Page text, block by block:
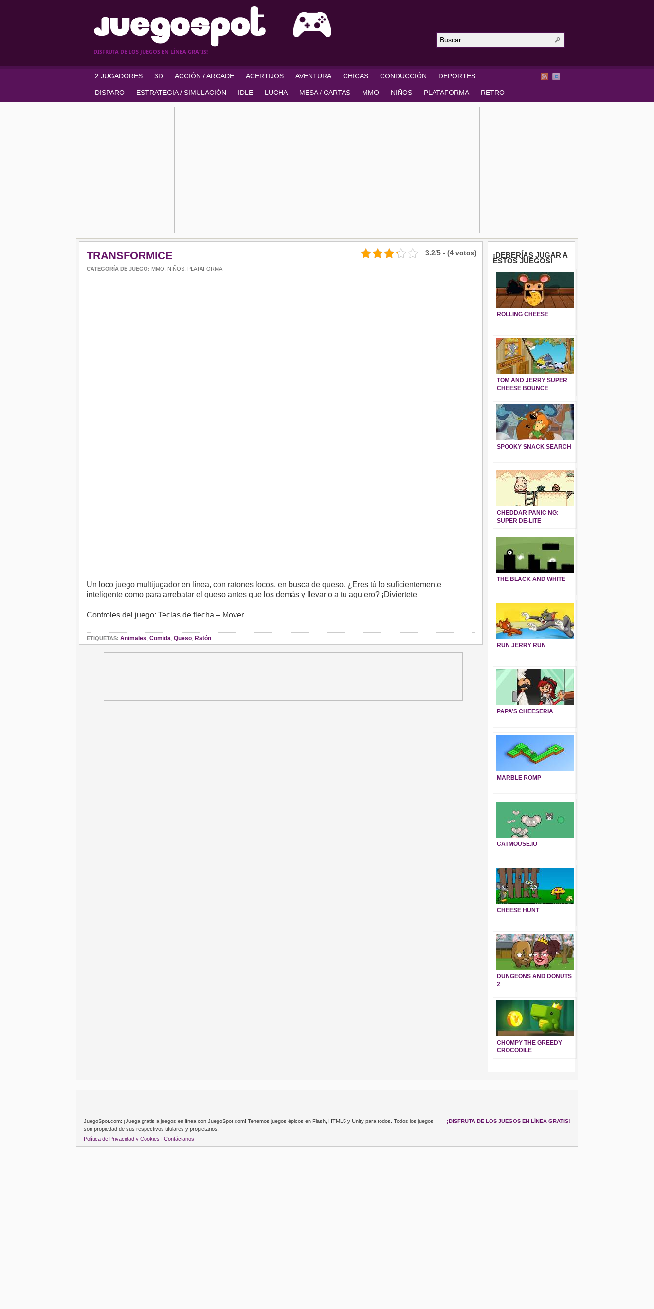
DISFRUTA DE LOS JUEGOS EN LÍNEA GRATIS!
2 JUGADORES 3D ACCIÓN / ARCADE ACERTIJOS AVENTURA CHICAS CONDUCCIÓN DEPORTES
DISPARO ESTRATEGIA / SIMULACIÓN IDLE LUCHA MESA / CARTAS MMO NIÑOS PLATAFORMA RETRO
3.2/5 - (4 votos)
TRANSFORMICE
CATEGORÍA DE JUEGO: MMO NIÑOS PLATAFORMA
Un loco juego multijugador en línea, con ratones locos, en busca de queso. ¿Eres tú lo suficientemente
inteligente como para arrebatar el queso antes que los demás y llevarlo a tu agujero? ¡Diviértete!
Controles del juego: Teclas de flecha – Mover
ETIQUETAS: Animales, Comida, Queso, Ratón
¡DEBERÍAS JUGAR A
ESTOS JUEGOS!
ROLLING CHEESE
TOM AND JERRY SUPER
CHEESE BOUNCE
SPOOKY SNACK SEARCH
CHEDDAR PANIC NG:
SUPER DE-LITE
THE BLACK AND WHITE
RUN JERRY RUN
PAPA’S CHEESERIA
MARBLE ROMP
CATMOUSE.IO
CHEESE HUNT
DUNGEONS AND DONUTS
2
CHOMPY THE GREEDY
CROCODILE
¡DISFRUTA DE LOS JUEGOS EN LÍNEA GRATIS!
JuegoSpot.com: ¡Juega gratis a juegos en línea con JuegoSpot.com! Tenemos juegos épicos en Flash, HTML5 y Unity para todos. Todos los juegos
son propiedad de sus respectivos titulares y propietarios.
Política de Privacidad y Cookies | Contáctanos